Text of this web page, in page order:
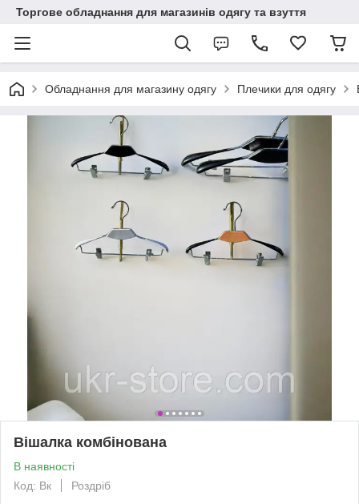
Торгове обладнання для магазинів одягу та взуття
Обладнання для магазину одягу Плечики для одягу
Вішалка комбінована
В наявності
Код: Вк
Роздріб